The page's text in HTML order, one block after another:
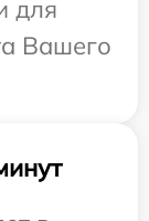
для
Вашего